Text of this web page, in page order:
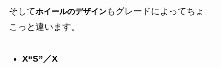
そしてホイールのデザインもグレードによってちょ
こっと違います。
X“S”／X